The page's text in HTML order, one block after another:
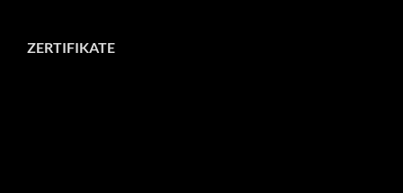
ZERTIFIKATE